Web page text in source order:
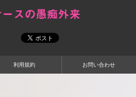
利用規約 お問い合わせ